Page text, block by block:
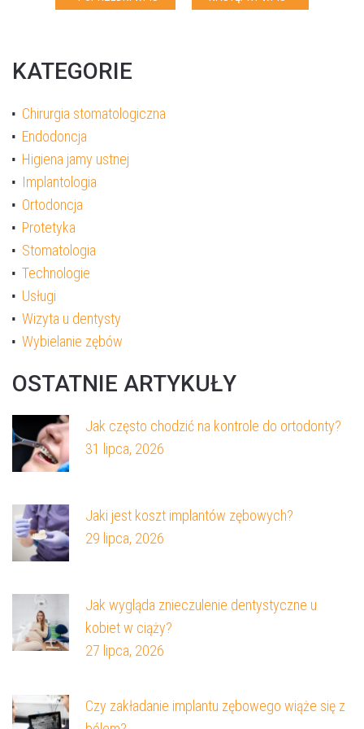
KATEGORIE
Chirurgia stomatologiczna
Endodoncja
Higiena jamy ustnej
Implantologia
Ortodoncja
Protetyka
Stomatologia
Technologie
Usługi
Wizyta u dentysty
Wybielanie zębów
OSTATNIE ARTYKUŁY
Jak często chodzić na kontrole do ortodonty?
31 lipca, 2026
Jaki jest koszt implantów zębowych?
29 lipca, 2026
Jak wygląda znieczulenie dentystyczne u
kobiet w ciąży?
27 lipca, 2026
Czy zakładanie implantu zębowego wiąże się z
Akceptuję